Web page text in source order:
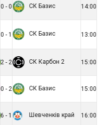
0 - 0 СК Базис 14:00
0 - 1
СК Базис 13:00
2 - 2 СК Карбон 2 15:00
0 - 2 СК Базис 15:00
6 - 1 Шевченків край 16:00